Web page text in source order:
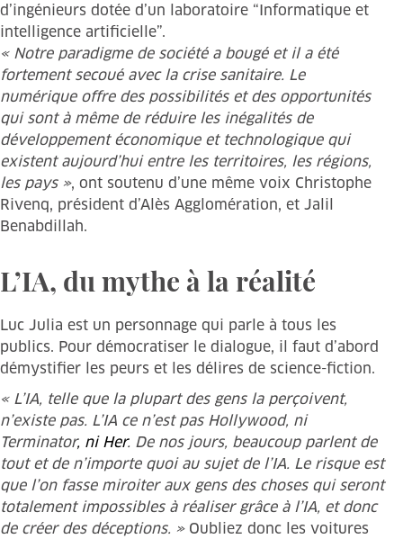
d’ingénieurs dotée d’un laboratoire “Informatique et
intelligence artificielle”.
« Notre paradigme de société a bougé et il a été
fortement secoué avec la crise sanitaire. Le
numérique offre des possibilités et des opportunités
qui sont à même de réduire les inégalités de
développement économique et technologique qui
existent aujourd’hui entre les territoires, les régions,
les pays », ont soutenu d’une même voix Christophe
Rivenq, président d’Alès Agglomération, et Jalil
Benabdillah.
L’IA, du mythe à la réalité
Luc Julia est un personnage qui parle à tous les
publics. Pour démocratiser le dialogue, il faut d’abord
démystifier les peurs et les délires de science-fiction.
« L’IA, telle que la plupart des gens la perçoivent,
n’existe pas. L’IA ce n’est pas Hollywood, ni
Terminator, ni Her. De nos jours, beaucoup parlent de
tout et de n’importe quoi au sujet de l’IA. Le risque est
que l’on fasse miroiter aux gens des choses qui seront
totalement impossibles à réaliser grâce à l’IA, et donc
de créer des déceptions. »Oubliez donc les voitures